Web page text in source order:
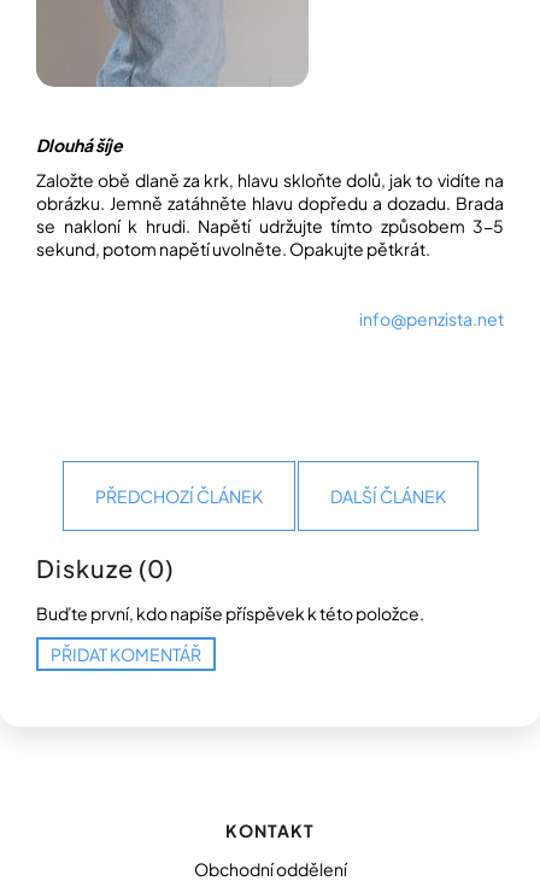
Dlouhá šíje
Založte obě dlaně za krk, hlavu skloňte dolů, jak to vidíte na
obrázku. Jemně zatáhněte hlavu dopředu a dozadu. Brada
se nakloní k hrudi. Napětí udržujte tímto způsobem 3-5
sekund, potom napětí uvolněte. Opakujte pětkrát.
info@penzista.net
PŘEDCHOZÍ ČLÁNEK DALŠÍ ČLÁNEK
Diskuze (0)
Buďte první, kdo napíše příspěvek k této položce.
PŘIDAT KOMENTÁŘ
KONTAKT
Obchodní oddělení